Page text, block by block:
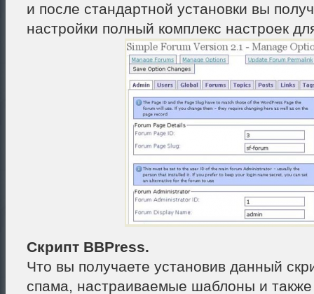
и после стандартной установки вы
настройки полный комплекс настроек
Скрипт BBPress.
Что вы получаете установив данный
спама, настраиваемые шаблоны и также